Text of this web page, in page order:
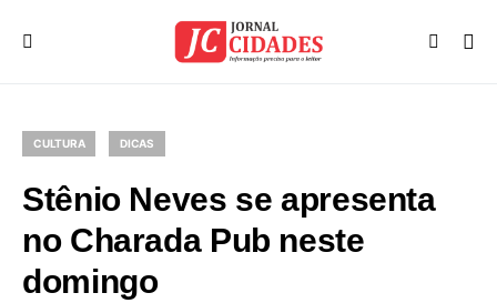
CULTURA DICAS
Stênio Neves se apresenta
no Charada Pub neste
domingo